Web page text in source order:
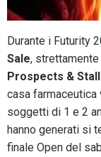
Durante i Futurity
Sale,
Prospects &
casa farmaceutica
soggetti di 1 e 2
hanno generati si
finale Open del